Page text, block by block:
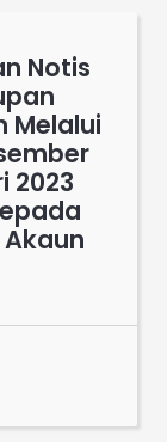
Notis
Melalui
2023